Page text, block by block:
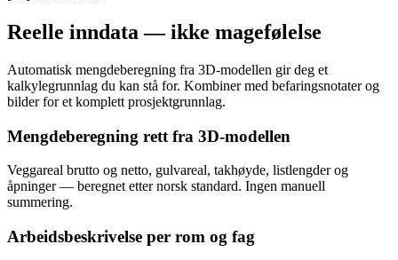
Reelle inndata — ikke magefølelse
Automatisk mengdeberegning fra 3D-modellen gir deg et
kalkylegrunnlag du kan stå for. Kombiner med befaringsnotater og
bilder for et komplett prosjektgrunnlag.
Mengdeberegning rett fra 3D-modellen
Veggareal brutto og netto, gulvareal, takhøyde, listlengder og
åpninger — beregnet etter norsk standard. Ingen manuell
summering.
Arbeidsbeskrivelse per rom og fag